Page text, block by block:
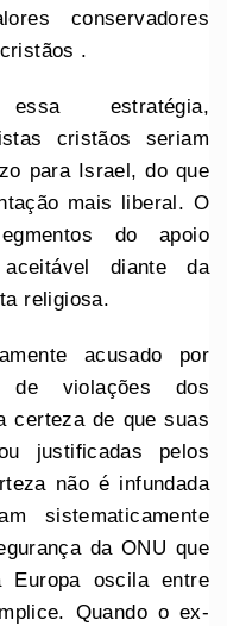
conservadores
.
essa estratégia,
cristãos seriam
para Israel, do que
mais liberal. O
do apoio
diante da
religiosa.
acusado por
de violações dos
certeza de que suas
justificadas pelos
não é infundada
sistematicamente
da ONU que
Europa oscila entre
Quando o ex-